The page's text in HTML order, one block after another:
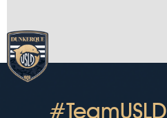
#TeamUSLD